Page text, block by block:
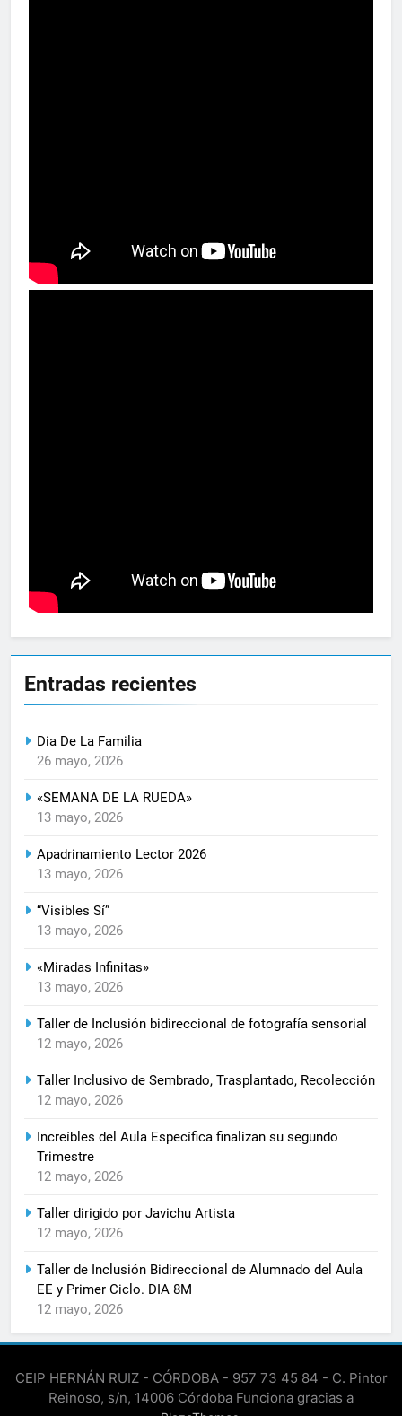
Entradas recientes
Dia De La Familia
26 mayo, 2026
«SEMANA DE LA RUEDA»
13 mayo, 2026
Apadrinamiento Lector 2026
13 mayo, 2026
“Visibles Sí”
13 mayo, 2026
«Miradas Infinitas»
13 mayo, 2026
Taller de Inclusión bidireccional de fotografía sensorial
12 mayo, 2026
Taller Inclusivo de Sembrado, Trasplantado, Recolección
12 mayo, 2026
Increíbles del Aula Específica finalizan su segundo
Trimestre
12 mayo, 2026
Taller dirigido por Javichu Artista
12 mayo, 2026
Taller de Inclusión Bidireccional de Alumnado del Aula
EE y Primer Ciclo. DIA 8M
12 mayo, 2026
CEIP HERNÁN RUIZ - CÓRDOBA - 957 73 45 84 - C. Pintor
Reinoso, s/n, 14006 Córdoba Funciona gracias a